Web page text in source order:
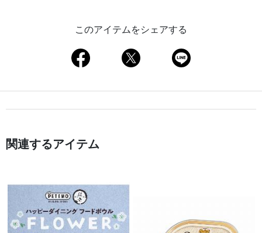
このアイテムをシェアする
関連するアイテム